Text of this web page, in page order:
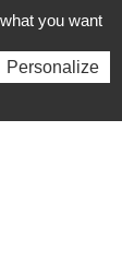
you want
Personalize